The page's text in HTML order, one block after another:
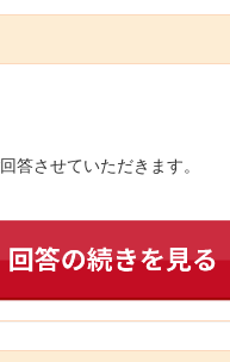
答させていただきます。